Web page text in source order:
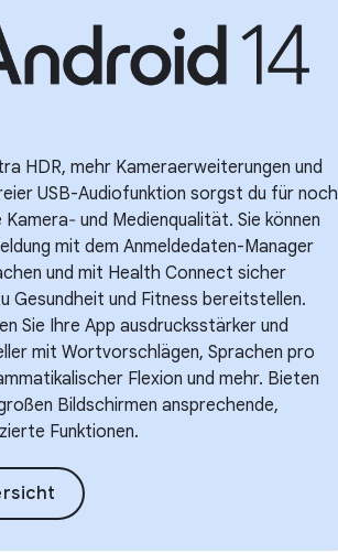
HDR, mehr Kameraerweiterungen und
USB-Audiofunktion sorgst du für noch
und Medienqualität. Sie können
mit dem Anmeldedaten-Manager
und mit Health Connect sicher
Gesundheit und Fitness bereitstellen.
Sie Ihre App ausdrucksstärker und
mit Wortvorschlägen, Sprachen pro
Flexion und mehr. Bieten
Bildschirmen ansprechende,
Funktionen.